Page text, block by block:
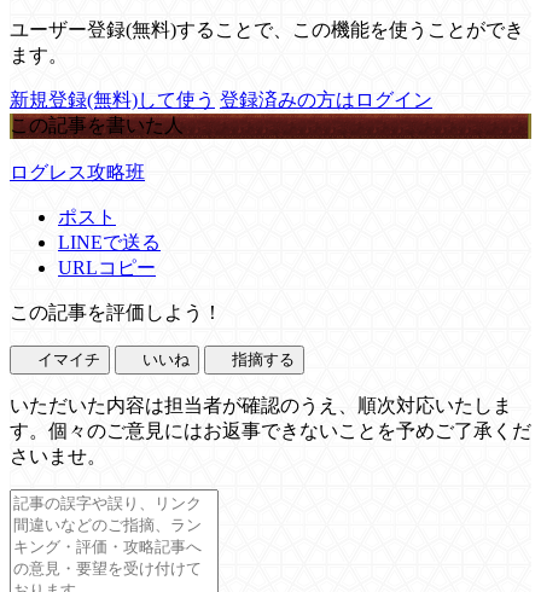
ユーザー登録(無料)することで、この機能を使うことができ
ます。
新規登録(無料)して使う 登録済みの方はログイン
この記事を書いた人
ログレス攻略班
ポスト
LINEで送る
URLコピー
この記事を評価しよう！
イマイチ いいね 指摘する
いただいた内容は担当者が確認のうえ、順次対応いたしま
す。個々のご意見にはお返事できないことを予めご了承くだ
さいませ。